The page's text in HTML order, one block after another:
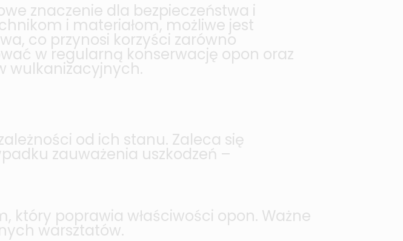
znaczenie dla bezpieczeństwa i
i materiałom, możliwe jest
co przynosi korzyści zarówno
w regularną konserwację opon oraz
wulkanizacyjnych.
od ich stanu. Zaleca się
zauważenia uszkodzeń –
który poprawia właściwości opon. Ważne
warsztatów.